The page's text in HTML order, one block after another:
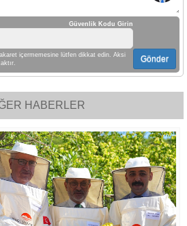
Güvenlik Kodu Girin
içermemesine lütfen dikkat edin. Aksi
Gönder
HABERLER